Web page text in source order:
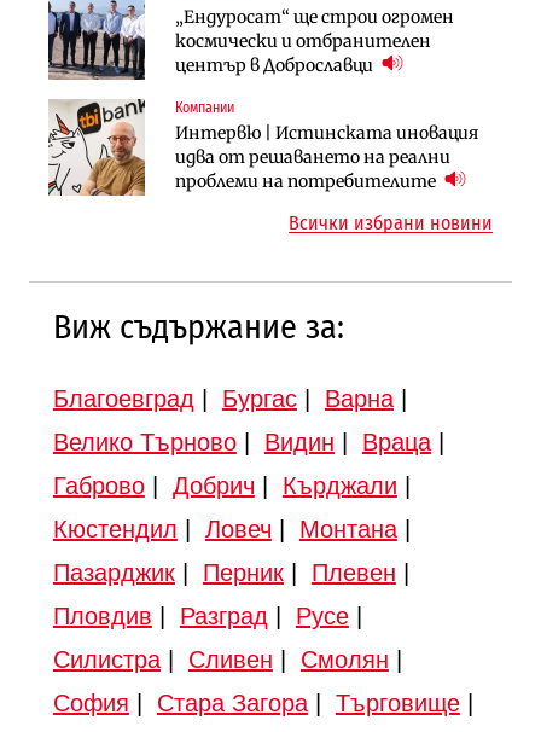
„Ендуросат“ ще строи огромен
космически и отбранителен
център в Доброславци
Компании
Интервю | Истинската иновация
идва от решаването на реални
проблеми на потребителите
Компании
„Ендуросат“ ще строи огромен
космически и отбранителен
Инфраструктура
АПИ възложи промяната на
парцеларния план за
Вторият мост над Варненското
езеро става част от бъдещата
магистрала „Черно море“
Публични финанси
Регионалният министър поема „на
ръчно управление“ общинската
инвестиционна програма
Всички избрани новини
Виж съдържание за:
Благоевград Бургас| Варна|
Велико Търново| Видин Враца|
Габрово| Добрич Кърджали
Кюстендил
Ловеч Монтана|
Пазарджик| Перник| Плевен
Пловдив
Разград Русе|
Силистра| Сливен Смолян
София
Стара Загора| Търговище|